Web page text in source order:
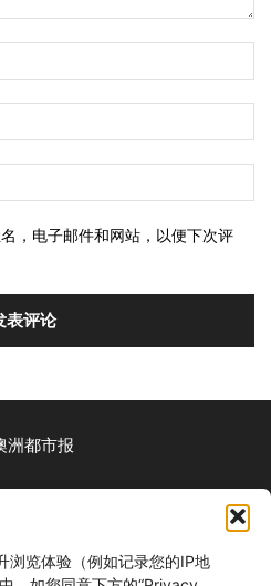
浏览体验（例如记录您的IP地
，电子邮件和网站，以便下次评
我们